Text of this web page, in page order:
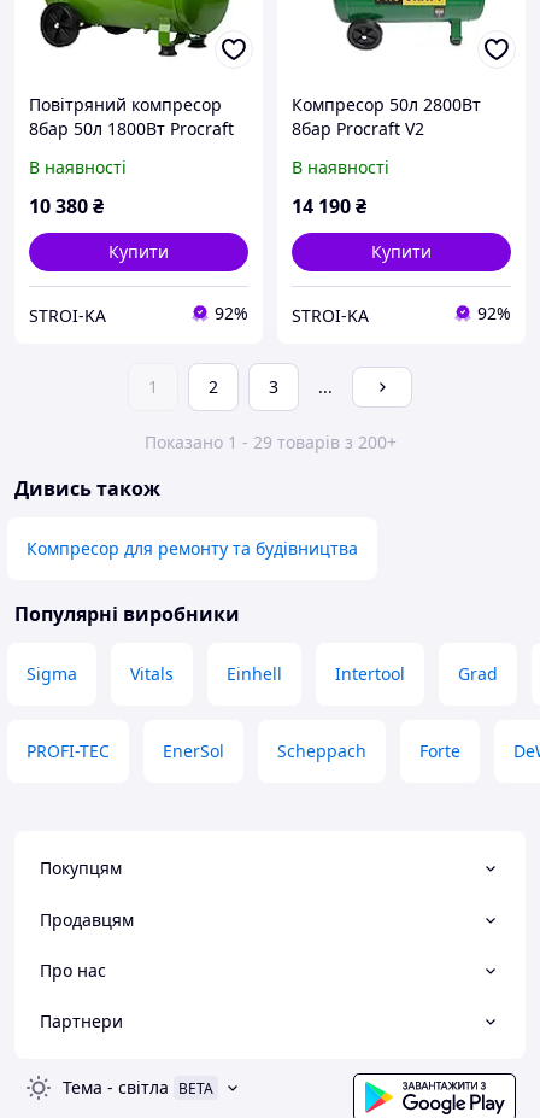
Повітряний компресор
8бар 50л 1800Вт Procraft
В наявності
10 380₴
Купити
STROI-KA 92%
Компресор 50л 2800Вт
8бар Procraft V2
В наявності
14 190₴
Купити
STROI-KA 92%
1 2 3 ...
Показано 1 - 29 товарів з 200+
Дивись також
Компресор для ремонту та будівництва
Популярні виробники
Sigma Vitals Einhell Intertool Grad
PROFI-TEC EnerSol Scheppach Forte
Покупцям
Продавцям
Про нас
Партнери
Тема - світла BETA